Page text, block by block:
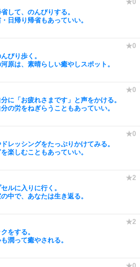
して、のんびりする。
日帰り帰省もあっていい。
びり歩く。
原は、素晴らしい癒やしスポット。
に「お疲れさまです」と声をかける。
の労をねぎらうこともあっていい。
レッシングをたっぷりかけてみる。
楽しむこともあっていい。
ルに入りに行く。
中で、あなたは生き返る。
をする。
潤って癒やされる。